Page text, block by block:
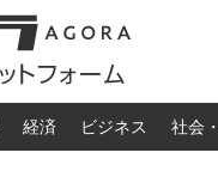
経済 ビジネス 社会